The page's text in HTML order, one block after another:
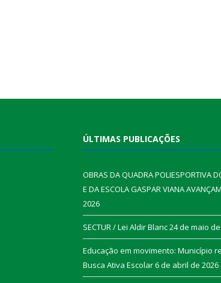
ÚLTIMAS PUBLICAÇÕES
OBRAS DA QUADRA POLIESPORTIVA
E DA ESCOLA GASPAR VIANA AVANÇAM
2026
SECTUR / Lei Aldir Blanc24 de maio
Educação em movimento: Município
Busca Ativa Escolar6 de abril de 2026